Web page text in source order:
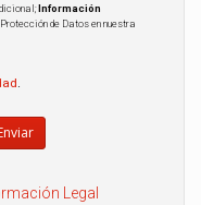
Información
de Datos en nuestra
.
Legal